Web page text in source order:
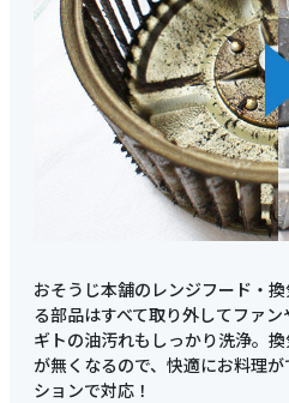
おそうじ本舗のレンジフード・
る部品はすべて取り外してファ
ギトの油汚れもしっかり洗浄。
が無くなるので、快適にお料理
ションで対応！